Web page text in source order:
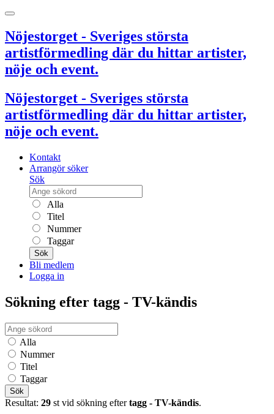
Nöjestorget - Sveriges största
artistförmedling där du hittar artister,
nöje och event.
Nöjestorget - Sveriges största
artistförmedling där du hittar artister,
nöje och event.
Kontakt
Arrangör söker
Sök
Alla
Titel
Nummer
Taggar
Sök
Bli medlem
Logga in
Sökning efter tagg - TV-kändis
Alla
Nummer
Titel
Taggar
Sök
Resultat: 29 st vid sökning eftertagg - TV-kändis.